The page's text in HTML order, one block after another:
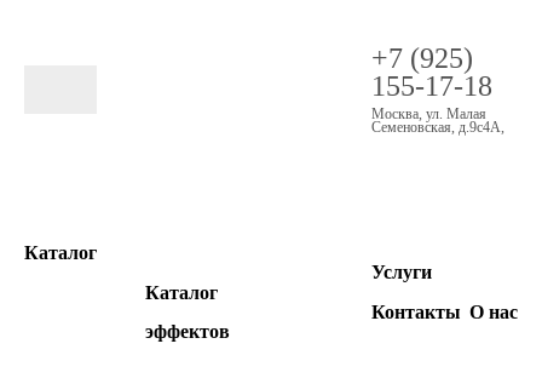
+7 (925)
155-17-18
Москва, ул. Малая
Семеновская, д.9с4А,
Каталог
Каталог
эффектов
Услуги
Контакты О нас